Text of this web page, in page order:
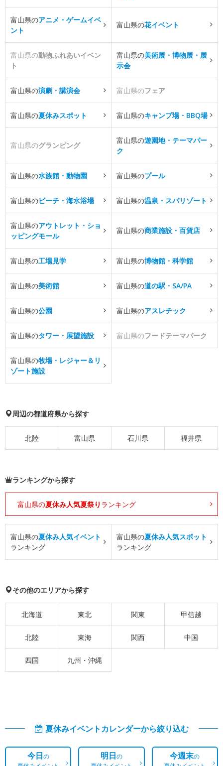
富山県のアニメ・ゲームイベ
ント
富山県の花イベント
富山県の動物ふれあいイベン
ト
富山県の美術展・博物展・展
示会
富山県の演劇・講演会 富山県のフェア
富山県の夏休みスポット 富山県のキャンプ場・BBQ場
富山県のグランピング
富山県の遊園地・テーマパー
ク
富山県の水族館・動物園 富山県のプール
富山県のビーチ・海水浴場 富山県の温泉・スパリゾート
富山県のアウトレット・ショ
ッピングモール
富山県の商業施設・百貨店
富山県の工場見学 富山県の博物館・科学館
富山県の美術館 富山県の道の駅・SA/PA
富山県の公園 富山県のアスレチック
富山県のタワー・展望施設 富山県のフードテーマパーク
富山県の牧場・レジャー＆リ
ゾート施設
周辺の都道府県から探す
北陸 富山県 石川県 福井県
ランキングから探す
富山県の夏休み人気夏祭り ランキング
富山県の夏休み人気イベント
ランキング
富山県の夏休み人気スポット
ランキング
その他のエリアから探す
北海道 東北 関東 甲信越
北陸 東海 関西 中国
四国 九州・沖縄
夏休みイベントカレンダーから絞り込む
今日の
明日の
今週末の